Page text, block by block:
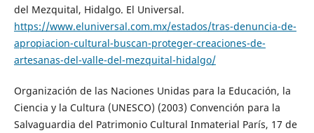
del Mezquital, Hidalgo. El Universal.
https://www.eluniversal.com.mx/estados/tras-denuncia-de-
apropiacion-cultural-buscan-proteger-creaciones-de-
artesanas-del-valle-del-mezquital-hidalgo/
Organización de las Naciones Unidas para la Educación, la
Ciencia y la Cultura (UNESCO) (2003) Convención para la
Salvaguardia del Patrimonio Cultural Inmaterial París, 17 de